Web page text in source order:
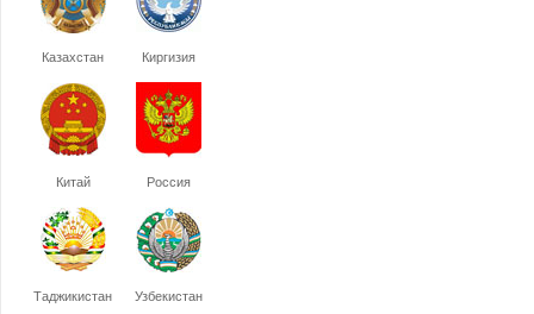
Казахстан Киргизия
Китай Россия
Таджикистан Узбекистан